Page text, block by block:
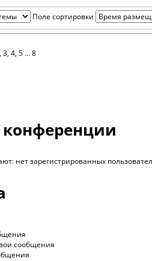
Поле сортировки
, 3, 4, 5 ...8
конференции
нет зарегистрированных
сообщения